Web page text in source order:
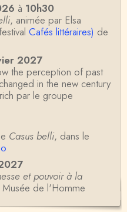
à 10h30
, animée par Elsa
Cafés littéraires) de
2027
the perception of past
in the new century
par le groupe
Casus belli, dans le
et pouvoir à la
de l'Homme